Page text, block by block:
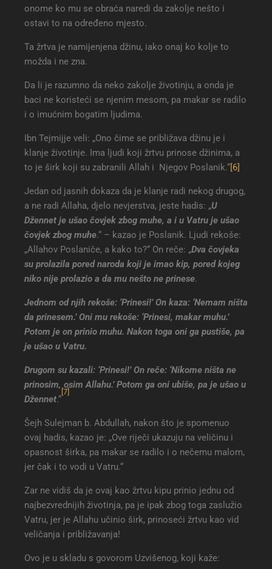
onome ko mu se obraća naredi da zakolje nešto i
ostavi to na određeno mjesto.
Ta žrtva je namijenjena džinu, iako onaj ko kolje to
možda i ne zna.
Da li je razumno da neko zakolje životinju, a onda je
baci ne koristeći se njenim mesom, pa makar se radilo
i o imućnim bogatim ljudima.
Ibn Tejmijje veli: „Ono čime se približava džinu je i
klanje životinje. Ima ljudi koji žrtvu prinose džinima, a
to je širk koji su zabranili Allah i Njegov Poslanik.“[6]
Jedan od jasnih dokaza da je klanje radi nekog drugog,
a ne radi Allaha, djelo nevjerstva, jeste hadis: „U
Džennet je ušao čovjek zbog muhe, a i u Vatru je ušao
čovjek zbog muhe.“ – kazao je Poslanik. Ljudi rekoše:
„Allahov Poslaniče, a kako to?“ On reče: „Dva čovjeka
su prolazila pored naroda koji je imao kip, pored kojeg
niko nije prolazio a da mu nešto ne prinese.
Jednom od njih rekoše: ‘Prinesi!’ On kaza: ‘Nemam ništa
da prinesem.’ Oni mu rekoše: ‘Prinesi, makar muhu.’
Potom je on prinio muhu. Nakon toga oni ga pustiše, pa
je ušao u Vatru.
Drugom su kazali: ‘Prinesi!’ On reče: ‘Nikome ništa ne
prinosim, osim Allahu.’ Potom ga oni ubiše, pa je ušao u
Džennet.“
[7]
Šejh Sulejman b. Abdullah, nakon što je spomenuo
ovaj hadis, kazao je: „Ove riječi ukazuju na veličinu i
opasnost širka, pa makar se radilo i o nečemu malom,
jer čak i to vodi u Vatru.“
Zar ne vidiš da je ovaj kao žrtvu kipu prinio jednu od
najbezvrednijih životinja, pa je ipak zbog toga zaslužio
Vatru, jer je Allahu učinio širk, prinoseći žrtvu kao vid
veličanja i približavanja!
Ovo je u skladu s govorom Uzvišenog, koji kaže: